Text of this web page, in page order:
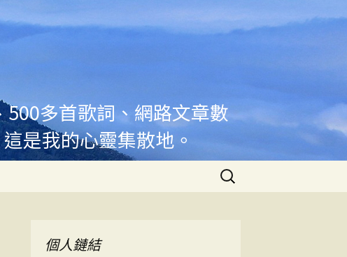
多首歌詞、網路文章數
是我的心靈集散地。
搜
尋
個人鏈結